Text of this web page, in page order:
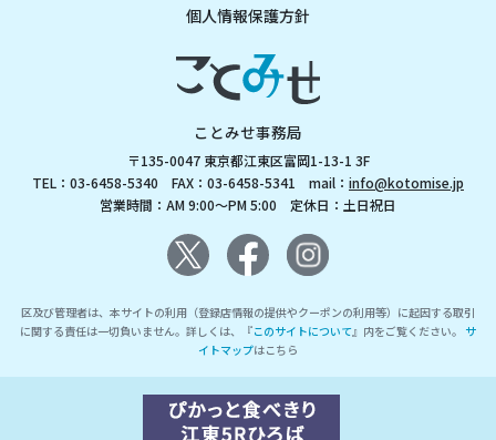
個人情報保護方針
ことみせ事務局
〒135-0047 東京都江東区富岡1-13-1 3F
TEL：03-6458-5340 FAX：03-6458-5341 mail： info@kotomise.jp
営業時間：AM 9:00～PM 5:00 定休日：土日祝日
区及び管理者は、本サイトの利用（登録店情報の提供やクーポンの利用等）に起因する取引
に関する責任は一切負いません。詳しくは、『このサイトについて』内をご覧ください。 サ
イトマップはこちら